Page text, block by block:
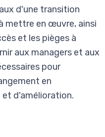
d'une transition
mettre en œuvre, ainsi
et les pièges à
aux managers et aux
pour
en
d'amélioration.